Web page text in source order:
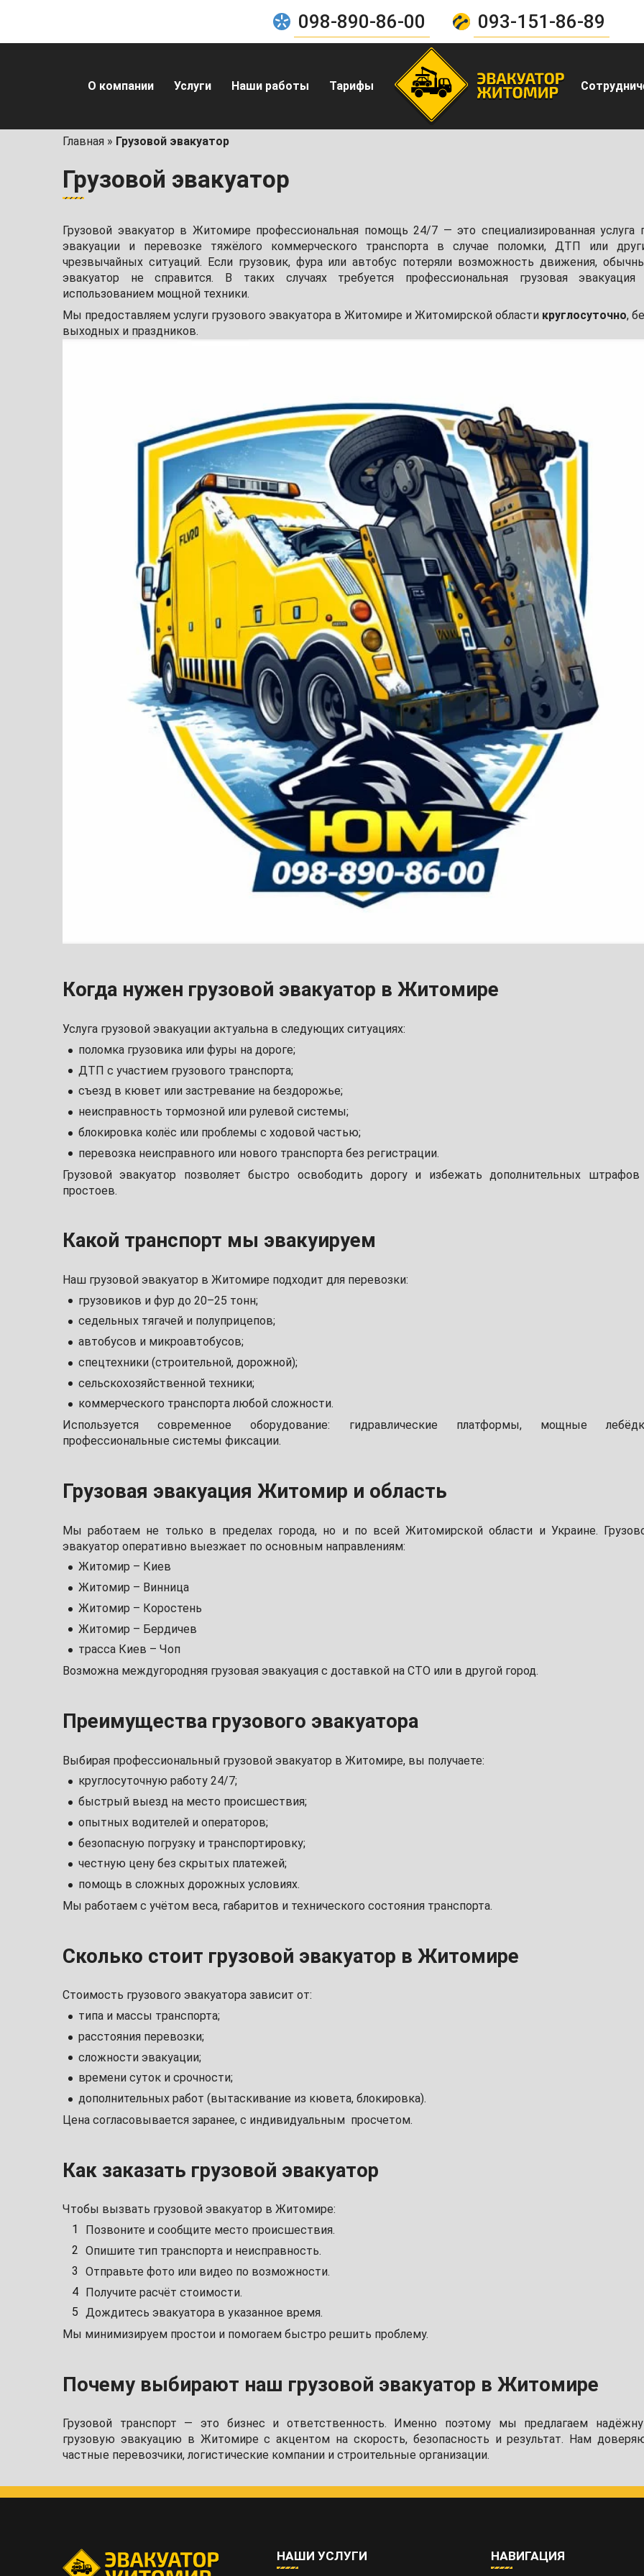
098-890-86-00 093-151-86-89
О компании Услуги Наши работы Тарифы
Главная » Грузовой эвакуатор
Грузовой эвакуатор
Грузовой эвакуатор в Житомире профессиональная помощь 24/7 — это специализированная услуга
эвакуации и перевозке тяжёлого коммерческого транспорта в случае поломки, ДТП или
чрезвычайных ситуаций. Если грузовик, фура или автобус потеряли возможность движения,
эвакуатор не справится. В таких случаях требуется профессиональная грузовая
использованием мощной техники.
Мы предоставляем услуги грузового эвакуатора в Житомире и Житомирской области круглосуточно,
выходных и праздников.
Когда нужен грузовой эвакуатор в Житомире
Услуга грузовой эвакуации актуальна в следующих ситуациях:
поломка грузовика или фуры на дороге;
ДТП с участием грузового транспорта;
съезд в кювет или застревание на бездорожье;
неисправность тормозной или рулевой системы;
блокировка колёс или проблемы с ходовой частью;
перевозка неисправного или нового транспорта без регистрации.
Грузовой эвакуатор позволяет быстро освободить дорогу и избежать дополнительных
простоев.
Какой транспорт мы эвакуируем
Наш грузовой эвакуатор в Житомире подходит для перевозки:
грузовиков и фур до 20–25 тонн;
седельных тягачей и полуприцепов;
автобусов и микроавтобусов;
спецтехники (строительной, дорожной);
сельскохозяйственной техники;
коммерческого транспорта любой сложности.
Используется современное оборудование: гидравлические платформы, мощные
профессиональные системы фиксации.
Грузовая эвакуация Житомир и область
Мы работаем не только в пределах города, но и по всей Житомирской области и Украине.
эвакуатор оперативно выезжает по основным направлениям:
Житомир – Киев
Житомир – Винница
Житомир – Коростень
Житомир – Бердичев
трасса Киев – Чоп
Возможна междугородняя грузовая эвакуация с доставкой на СТО или в другой город.
Преимущества грузового эвакуатора
Выбирая профессиональный грузовой эвакуатор в Житомире, вы получаете:
круглосуточную работу 24/7;
быстрый выезд на место происшествия;
опытных водителей и операторов;
безопасную погрузку и транспортировку;
честную цену без скрытых платежей;
помощь в сложных дорожных условиях.
Мы работаем с учётом веса, габаритов и технического состояния транспорта.
Сколько стоит грузовой эвакуатор в Житомире
Стоимость грузового эвакуатора зависит от:
типа и массы транспорта;
расстояния перевозки;
сложности эвакуации;
времени суток и срочности;
дополнительных работ (вытаскивание из кювета, блокировка).
Цена согласовывается заранее, с индивидуальным просчетом.
Как заказать грузовой эвакуатор
Чтобы вызвать грузовой эвакуатор в Житомире:
Позвоните и сообщите место происшествия.
Опишите тип транспорта и неисправность.
Отправьте фото или видео по возможности.
Получите расчёт стоимости.
Дождитесь эвакуатора в указанное время.
Мы минимизируем простои и помогаем быстро решить проблему.
Почему выбирают наш грузовой эвакуатор в Житомире
Грузовой транспорт — это бизнес и ответственность. Именно поэтому мы предлагаем
грузовую эвакуацию в Житомире с акцентом на скорость, безопасность и результат. Нам
частные перевозчики, логистические компании и строительные организации.
НАШИ УСЛУГИ НАВИГАЦИЯ